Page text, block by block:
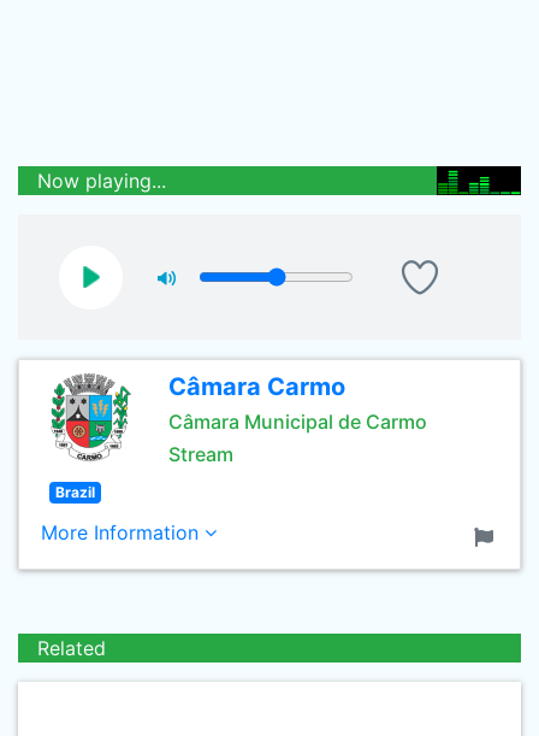
Now playing...
Câmara Carmo
Câmara Municipal de Carmo
Stream
Brazil
More Information
Related